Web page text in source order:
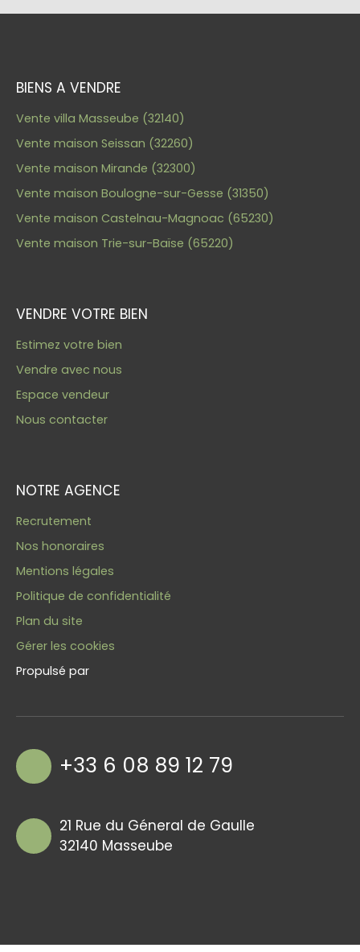
BIENS A VENDRE
Vente villa Masseube (32140)
Vente maison Seissan (32260)
Vente maison Mirande (32300)
Vente maison Boulogne-sur-Gesse (31350)
Vente maison Castelnau-Magnoac (65230)
Vente maison Trie-sur-Baïse (65220)
VENDRE VOTRE BIEN
Estimez votre bien
Vendre avec nous
Espace vendeur
Nous contacter
NOTRE AGENCE
Recrutement
Nos honoraires
Mentions légales
Politique de confidentialité
Plan du site
Gérer les cookies
Propulsé par
+33 6 08 89 12 79
21 Rue du Géneral de Gaulle
32140 Masseube